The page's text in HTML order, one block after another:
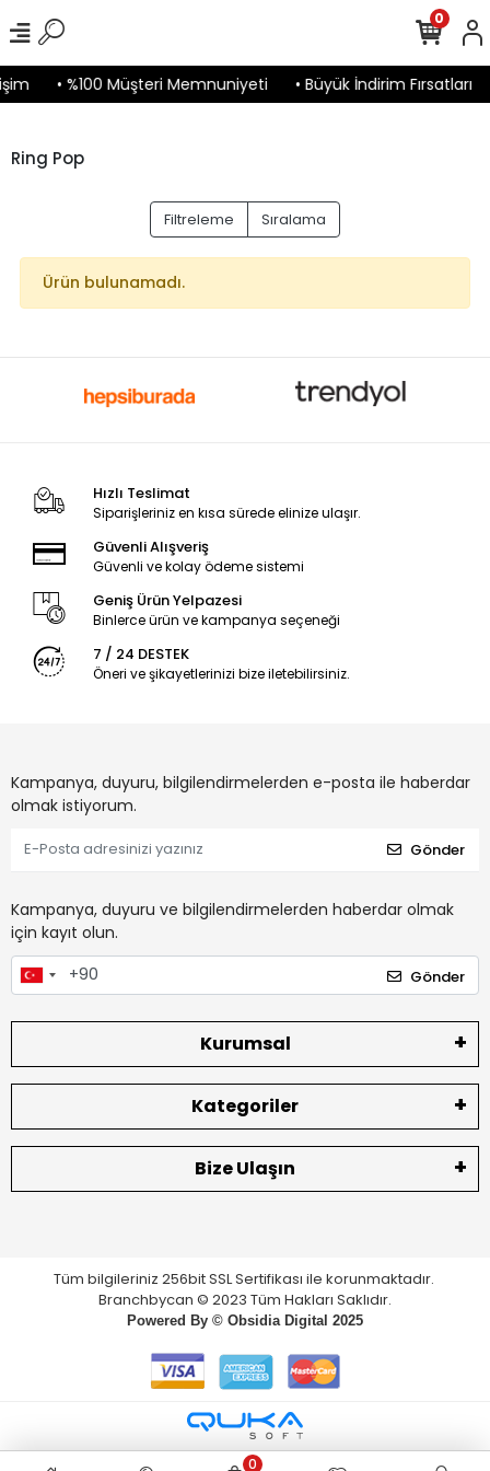
• %100 Müşteri Memnuniyeti • Büyük İndirim Fırsatları
0
Ring Pop
Filtreleme Sıralama
Ürün bulunamadı.
Hızlı Teslimat
Siparişleriniz en kısa sürede elinize ulaşır.
Güvenli Alışveriş
Güvenli ve kolay ödeme sistemi
Geniş Ürün Yelpazesi
Binlerce ürün ve kampanya seçeneği
7 / 24 DESTEK
Öneri ve şikayetlerinizi bize iletebilirsiniz.
Kampanya, duyuru, bilgilendirmelerden e-posta ile haberdar
olmak istiyorum.
Gönder
Kampanya, duyuru ve bilgilendirmelerden haberdar olmak
için kayıt olun.
Gönder
Kurumsal
Kategoriler
Bize Ulaşın
Tüm bilgileriniz 256bit SSL Sertifikası ile korunmaktadır.
Branchbycan © 2023 Tüm Hakları Saklıdır.
Powered By © Obsidia Digital 2025
0